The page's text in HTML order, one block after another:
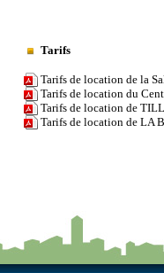
Tarifs
Tarifs de location de la
Tarifs de location du
Tarifs de location de
Tarifs de location de LA